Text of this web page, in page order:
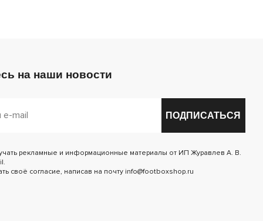
на наши новости
ПОДПИСАТЬСЯ
рекламные и информационные материалы от ИП Журавлев А. В.
своё согласие, написав на почту info@footboxshop.ru